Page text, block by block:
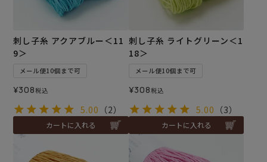
刺し子糸 アクアブルー＜11
9＞
メール便10個まで可
¥308税込
5.00 （2）
カートに入れる
刺し子糸 ライトグリーン＜1
18＞
メール便10個まで可
¥308税込
5.00 （3）
カートに入れる